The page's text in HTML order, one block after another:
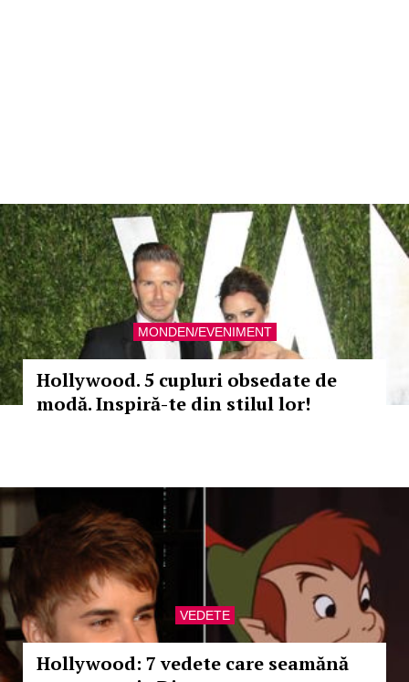
MONDEN/EVENIMENT
Hollywood. 5 cupluri obsedate de
modă. Inspiră-te din stilul lor!
VEDETE
Hollywood: 7 vedete care seamănă